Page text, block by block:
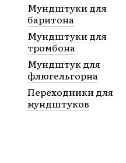
Мундштуки для
баритона
Мундштуки для
тромбона
Мундштук для
флюгельгорна
Переходники для
мундштуков